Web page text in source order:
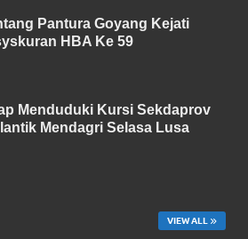
Pantura Goyang Kejati
HBA Ke 59
Menduduki Kursi Sekdaprov
Mendagri Selasa Lusa
VIEW ALL